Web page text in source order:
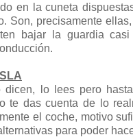
en la cuneta
Son, precisamente
bajar la guardia
dicen, lo lees pero
te das cuenta de lo
el coche, motivo
para poder